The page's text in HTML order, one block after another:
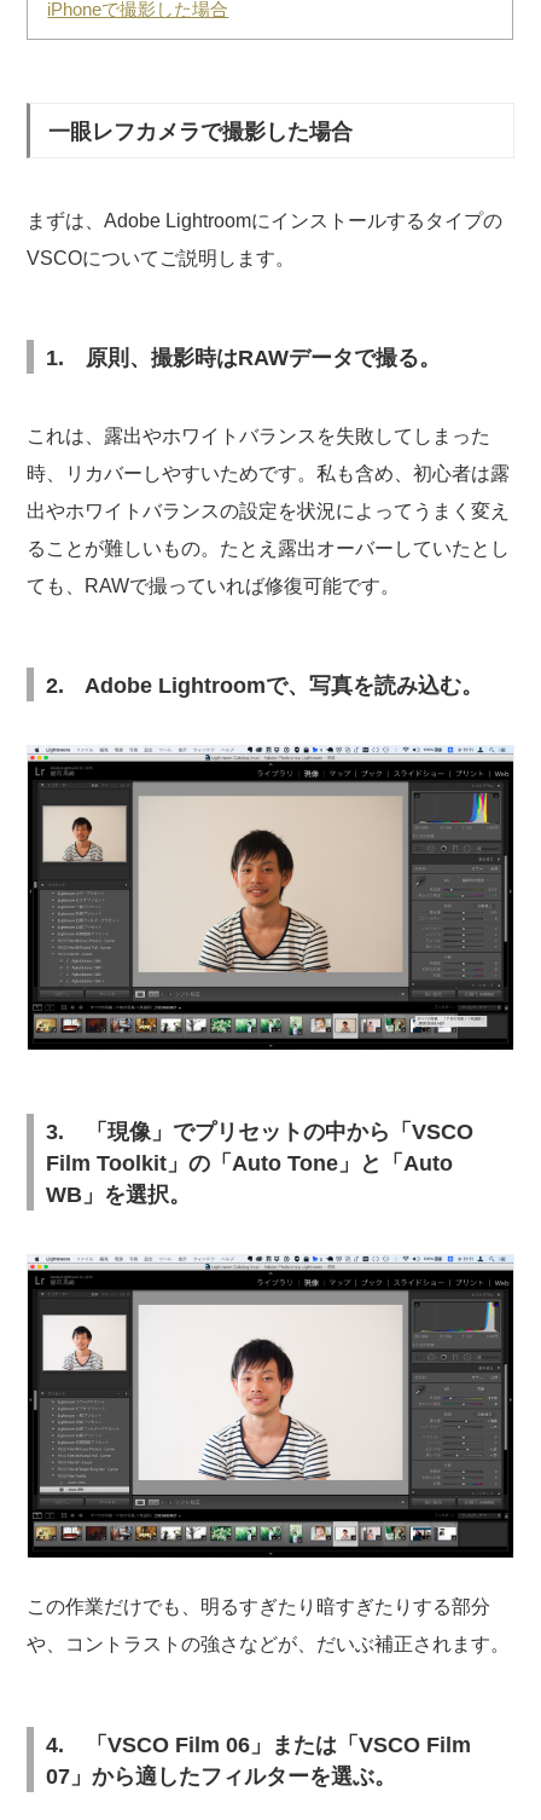
iPhoneで撮影した場合
一眼レフカメラで撮影した場合
まずは、Adobe Lightroomにインストールするタイプの
VSCOについてご説明します。
1. 原則、撮影時はRAWデータで撮る。
これは、露出やホワイトバランスを失敗してしまった
時、リカバーしやすいためです。私も含め、初心者は露
出やホワイトバランスの設定を状況によってうまく変え
ることが難しいもの。たとえ露出オーバーしていたとし
ても、RAWで撮っていれば修復可能です。
2. Adobe Lightroomで、写真を読み込む。
3. 「現像」でプリセットの中から「VSCO
Film Toolkit」の「Auto Tone」と「Auto
WB」を選択。
この作業だけでも、明るすぎたり暗すぎたりする部分
や、コントラストの強さなどが、だいぶ補正されます。
4. 「VSCO Film 06」または「VSCO Film
07」から適したフィルターを選ぶ。